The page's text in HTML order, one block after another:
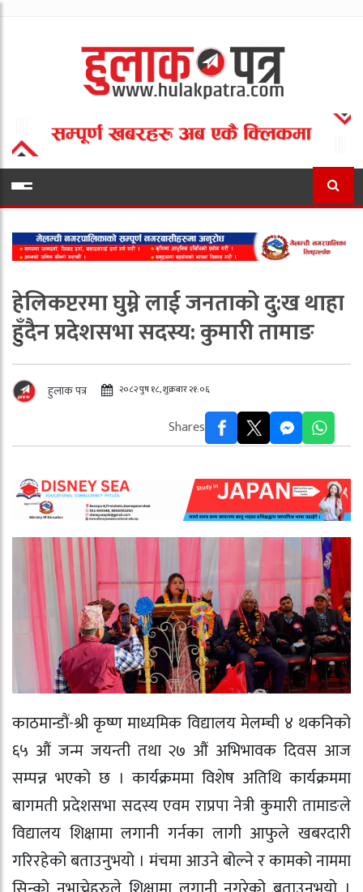
हेलिकप्टरमा घुम्ने लाई जनताको दु:ख थाहा
हुँदैन प्रदेशसभा सदस्य: कुमारी तामाङ
हुलाक पत्र २०८२ पुष १८, शुक्रबार २१:०६
Shares
काठमान्डौं-श्री कृष्ण माध्यमिक विद्यालय मेलम्ची ४ थकनिको
६५ औं जन्म जयन्ती तथा २७ औं अभिभावक दिवस आज
सम्पन्न भएको छ । कार्यक्रममा विशेष अतिथि कार्यक्रममा
बागमती प्रदेशसभा सदस्य एवम राप्रपा नेत्री कुमारी तामाङले
विद्यालय शिक्षामा लगानी गर्नका लागी आफुले खबरदारी
गरिरहेको बताउनुभयो । मंचमा आउने बोल्ने र कामको नाममा